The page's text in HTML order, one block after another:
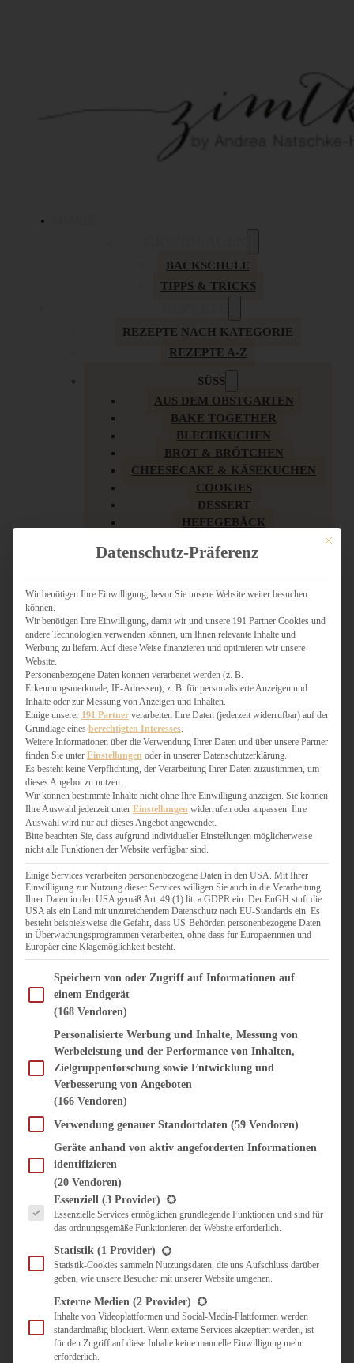
BACKSCHULE
TIPPS & TRICKS
REZEPTE NACH KATEGORIE
REZEPTE A-Z
SÜSS
AUS DEM OBSTGARTEN
BAKE TOGETHER
BLECHKUCHEN
BROT & BRÖTCHEN
CHEESECAKE & KÄSEKUCHEN
COOKIES
DESSERT
HEFEGEBÄCK
KUCHEN
LOW CARB & GESÜNDER
MY AMERICAN BAKERY
SCHOKOLADIGES
SÜSSES HAUPTGERICHT
TÖRTCHEN
VEGAN SÜSS
WEIHNACHTSBÄCKEREI
HERZHAFT
BURGER & SANDWICHES
FIX AUF DEM TISCH
FLEISCH & FISCH
GRILLEN / BARBECUE
HERZHAFTES BACKEN
ONE-POT-GERICHTE
PASTA & NUDELGERICHTE
PIZZA, TARTES & QUICHES
REIS & RISOTTO
SALATE & SNACKS
SUPPENKASPEREIEN
VORSPEISEN
SÜSS & HERZHAFT
BROTAUFSTRICH
DIPS, SAUCEN, CHUTNEYS
KÜCHENGESCHENKE
UNTERWEGS
KULINARISCH UNTERWEGS
ÜBER MICH
ZUSAMMENARBEIT
Mit
Datenschutz-Präferenz
Wir benötigen Ihre Einwilligung, bevor Sie unsere Website weiter besuchen
können.
Wir benötigen Ihre Einwilligung, damit wir und unsere 191 Partner Cookies und
andere Technologien verwenden können, um Ihnen relevante Inhalte und
Werbung zu liefern. Auf diese Weise finanzieren und optimieren wir unsere
Website.
Personenbezogene Daten können verarbeitet werden (z. B.
Erkennungsmerkmale, IP-Adressen), z. B. für personalisierte Anzeigen und
Inhalte oder zur Messung von Anzeigen und Inhalten.
Einige unserer 191 Partner verarbeiten Ihre Daten (jederzeit widerrufbar) auf der
Grundlage eines berechtigten Interesses
Weitere Informationen über die Verwendung Ihrer Daten und über unsere Partner
finden Sie unter Einstellungen oder in unserer Datenschutzerklärung.
Es besteht keine Verpflichtung, der Verarbeitung Ihrer Daten zuzustimmen, um
dieses Angebot zu nutzen.
Wir können bestimmte Inhalte nicht ohne Ihre Einwilligung anzeigen. Sie können
Ihre Auswahl jederzeit unter Einstellungen widerrufen oder anpassen. Ihre
Auswahl wird nur auf dieses Angebot angewendet.
Bitte beachten Sie, dass aufgrund individueller Einstellungen möglicherweise
nicht alle Funktionen der Website verfügbar sind.
Einige Services verarbeiten personenbezogene Daten in den USA. Mit Ihrer
Einwilligung zur Nutzung dieser Services willigen Sie auch in die Verarbeitung
Ihrer Daten in den USA gemäß Art. 49 (1) lit. a GDPR ein. Der EuGH stuft die
USA als ein Land mit unzureichendem Datenschutz nach EU-Standards ein. Es
besteht beispielsweise die Gefahr, dass US-Behörden personenbezogene Daten
in Überwachungsprogrammen verarbeiten, ohne dass für Europäerinnen und
Europäer eine Klagemöglichkeit besteht.
Im Folgenden finden Sie eine Liste der Zwecke des IAB Transparency and Consent
Speichern von oder Zugriff auf Informationen auf
einem Endgerät
(168 Vendoren)
Personalisierte Werbung und Inhalte, Messung von
Werbeleistung und der Performance von Inhalten,
Zielgruppenforschung sowie Entwicklung und
Verbesserung von Angeboten
(166 Vendoren)
Verwendung genauer Standortdaten (59 Vendoren)
Geräte anhand von aktiv angeforderten Informationen
identifizieren
(20 Vendoren)
Es folgt eine Liste der Service-Gruppen, für die eine Einwilligung erteilt werden
Essenziell (3 Provider)
Essenzielle Services ermöglichen grundlegende Funktionen und sind für
das ordnungsgemäße Funktionieren der Website erforderlich.
Statistik (1 Provider)
Statistik-Cookies sammeln Nutzungsdaten, die uns Aufschluss darüber
geben, wie unsere Besucher mit unserer Website umgehen.
Externe Medien (2 Provider)
Inhalte von Videoplattformen und Social-Media-Plattformen werden
standardmäßig blockiert. Wenn externe Services akzeptiert werden, ist
für den Zugriff auf diese Inhalte keine manuelle Einwilligung mehr
erforderlich.